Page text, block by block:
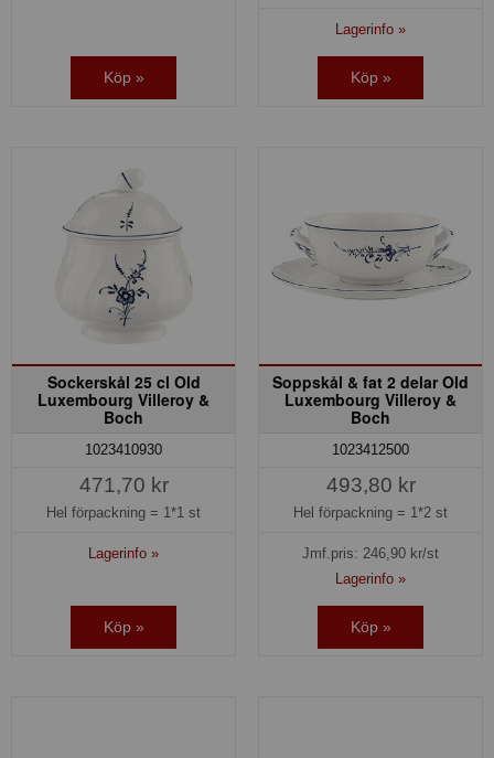
Köp »
Lagerinfo »
Köp »
Sockerskål 25 cl Old
Luxembourg Villeroy &
Boch
1023410930
471,70 kr
Hel förpackning = 1*1 st
Lagerinfo »
Köp »
Soppskål & fat 2 delar Old
Luxembourg Villeroy &
Boch
1023412500
493,80 kr
Hel förpackning = 1*2 st
Jmf.pris: 246,90 kr/st
Lagerinfo »
Köp »